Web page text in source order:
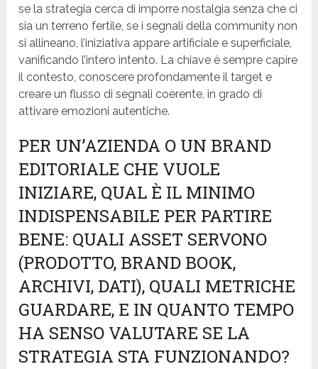
se la strategia cerca di imporre nostalgia senza che ci
sia un terreno fertile, se i segnali della community non
si allineano, l’iniziativa appare artificiale e superficiale,
vanificando l’intero intento. La chiave è sempre capire
il contesto, conoscere profondamente il target e
creare un flusso di segnali coerente, in grado di
attivare emozioni autentiche.
PER UN’AZIENDA O UN BRAND
EDITORIALE CHE VUOLE
INIZIARE, QUAL È IL MINIMO
INDISPENSABILE PER PARTIRE
BENE: QUALI ASSET SERVONO
(PRODOTTO, BRAND BOOK,
ARCHIVI, DATI), QUALI METRICHE
GUARDARE, E IN QUANTO TEMPO
HA SENSO VALUTARE SE LA
STRATEGIA STA FUNZIONANDO?